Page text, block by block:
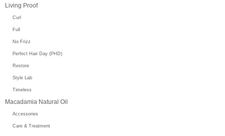
Living Proof
Curl
Full
No Frizz
Perfect Hair Day (PHD)
Restore
Style Lab
Timeless
Macadamia Natural Oil
Accessories
Care & Treatment